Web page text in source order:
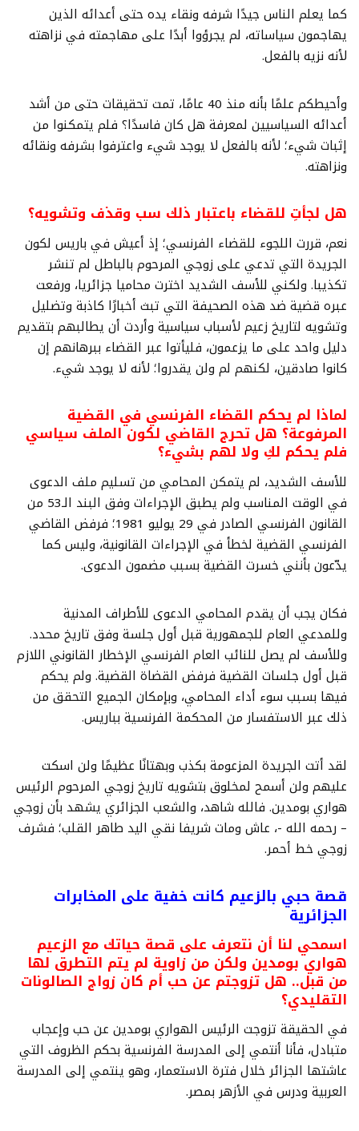
كما يعلم الناس جيدًا شرفه ونقاء يده حتى أعدائه الذين
يهاجمون سياساته، لم يجرؤوا أبدًا على مهاجمته في نزاهته
لأنه نزيه بالفعل.
وأحيطكم علمًا بأنه منذ 40 عامًا، تمت تحقيقات حتى من أشد
أعدائه السياسيين لمعرفة هل كان فاسدًا؟ فلم يتمكنوا من
إثبات شيء؛ لأنه بالفعل لا يوجد شيء واعترفوا بشرفه ونقائه
ونزاهته.
هل لجأتِ للقضاء باعتبار ذلك سب وقذف وتشويه؟
نعم، قررت اللجوء للقضاء الفرنسي؛ إذ أعيش في باريس لكون
الجريدة التي تدعي على زوجي المرحوم بالباطل لم تنشر
تكذيبا. ولكني للأسف الشديد اخترت محاميا جزائريا، ورفعت
عبره قضية ضد هذه الصحيفة التي تبث أخبارًا كاذبة وتضليل
وتشويه لتاريخ زعيم لأسباب سياسية وأردت أن يطالبهم بتقديم
دليل واحد على ما يزعمون، فليأتوا عبر القضاء ببرهانهم إن
كانوا صادقين، لكنهم لم ولن يقدروا؛ لأنه لا يوجد شيء.
لماذا لم يحكم القضاء الفرنسي في القضية
المرفوعة؟ هل تحرج القاضي لكون الملف سياسي
فلم يحكم لكِ ولا لهم بشيء؟
للأسف الشديد، لم يتمكن المحامي من تسليم ملف الدعوى
في الوقت المناسب ولم يطبق الإجراءات وفق البند الـ53 من
القانون الفرنسي الصادر في 29 يوليو 1981؛ فرفض القاضي
الفرنسي القضية لخطأ في الإجراءات القانونية، وليس كما
يدّعون بأنني خسرت القضية بسبب مضمون الدعوى.
فكان يجب أن يقدم المحامي الدعوى للأطراف المدنية
وللمدعي العام للجمهورية قبل أول جلسة وفق تاريخ محدد.
وللأسف لم يصل للنائب العام الفرنسي الإخطار القانوني اللازم
قبل أول جلسات القضية فرفض القضاة القضية. ولم يحكم
فيها بسبب سوء أداء المحامي، وبإمكان الجميع التحقق من
ذلك عبر الاستفسار من المحكمة الفرنسية بباريس.
لقد أتت الجريدة المزعومة بكذب وبهتانًا عظيمًا ولن اسكت
عليهم ولن أسمح لمخلوق بتشويه تاريخ زوجي المرحوم الرئيس
هواري بومدين. فالله شاهد، والشعب الجزائري يشهد بأن زوجي
– رحمه الله -، عاش ومات شريفا نقي اليد طاهر القلب؛ فشرف
زوجي خط أحمر.
قصة حبي بالزعيم كانت خفية على المخابرات
الجزائرية
اسمحي لنا أن نتعرف على قصة حياتك مع الزعيم
هواري بومدين ولكن من زاوية لم يتم التطرق لها
من قبل.. هل تزوجتم عن حب أم كان زواج الصالونات
التقليدي؟
في الحقيقة تزوجت الرئيس الهواري بومدين عن حب وإعجاب
متبادل، فأنا أنتمي إلى المدرسة الفرنسية بحكم الظروف التي
عاشتها الجزائر خلال فترة الاستعمار، وهو ينتمي إلى المدرسة
العربية ودرس في الأزهر بمصر.